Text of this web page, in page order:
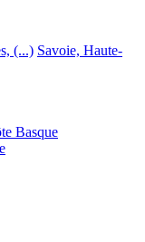
(...) Savoie, Haute-
Basque